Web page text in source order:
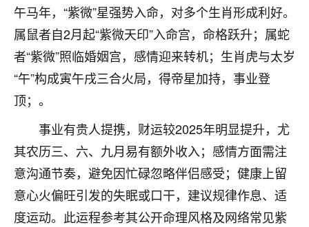
午马年，“紫微”星强势入命，对多个生肖形成利好。
属鼠者自2月起“紫微天印”入命宫，命格跃升；属蛇
者“紫微”照临婚姻宫，感情迎来转机；生肖虎与太岁
“午”构成寅午戌三合火局，得帝星加持，事业登
顶；。
事业有贵人提携，财运较2025年明显提升，尤
其农历三、六、九月易有额外收入；感情方面需注
意沟通节奏，避免因忙碌忽略伴侣感受；健康上留
意心火偏旺引发的失眠或口干，建议规律作息、适
度运动。此运程参考其公开命理风格及网络常见紫
付深
我是公司人事调整，有升迁机会，但同时竞争的我们
三个，找老师的时候是抱着侥幸心理，没想到老师看
着我晋升有望，我半信半疑的按照老师建议，做了化
太岁还有一个发钱粮，本来年前的人事调整，拖到年
职第一个就是我，职务无所谓，主要是底薪加了
3000，非常开心，无论如何，感恩感谢！🙏🏻
鹿森 ：恭喜升职加薪！！，请客吗？�
12小时前 来自北京
心心相印